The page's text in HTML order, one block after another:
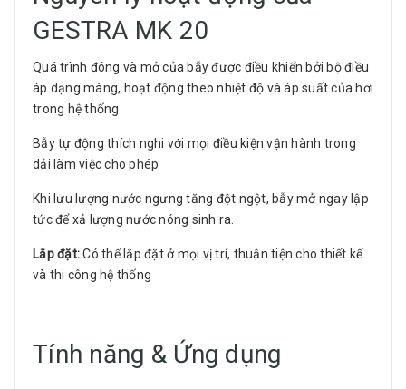
GESTRA MK 20
Quá trình đóng và mở của bẫy được điều khiển bởi bộ điều
áp dạng màng, hoạt động theo nhiệt độ và áp suất của hơi
trong hệ thống
Bẫy tự động thích nghi với mọi điều kiện vận hành trong
dải làm việc cho phép
Khi lưu lượng nước ngưng tăng đột ngột, bẫy mở ngay lập
tức để xả lượng nước nóng sinh ra.
Lắp đặt:Có thể lắp đặt ở mọi vị trí, thuận tiện cho thiết kế
và thi công hệ thống
Tính năng & Ứng dụng